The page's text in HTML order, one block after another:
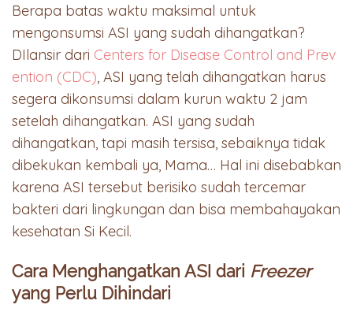
Berapa batas waktu maksimal untuk
mengonsumsi ASI yang sudah dihangatkan?
DIlansir dari Centers for Disease Control and Prev
ention (CDC) , ASI yang telah dihangatkan harus
segera dikonsumsi dalam kurun waktu 2 jam
setelah dihangatkan. ASI yang sudah
dihangatkan, tapi masih tersisa, sebaiknya tidak
dibekukan kembali ya, Mama… Hal ini disebabkan
karena ASI tersebut berisiko sudah tercemar
bakteri dari lingkungan dan bisa membahayakan
kesehatan Si Kecil.
Cara Menghangatkan ASI dari Freezer
yang Perlu Dihindari